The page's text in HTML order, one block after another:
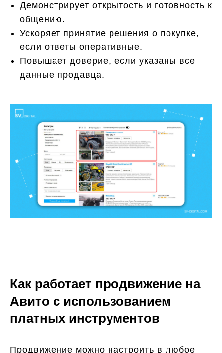
Демонстрирует открытость и готовность к
общению.
Ускоряет принятие решения о покупке,
если ответы оперативные.
Повышает доверие, если указаны все
данные продавца.
Как работает продвижение на
Авито с использованием
платных инструментов
Продвижение можно настроить в любое